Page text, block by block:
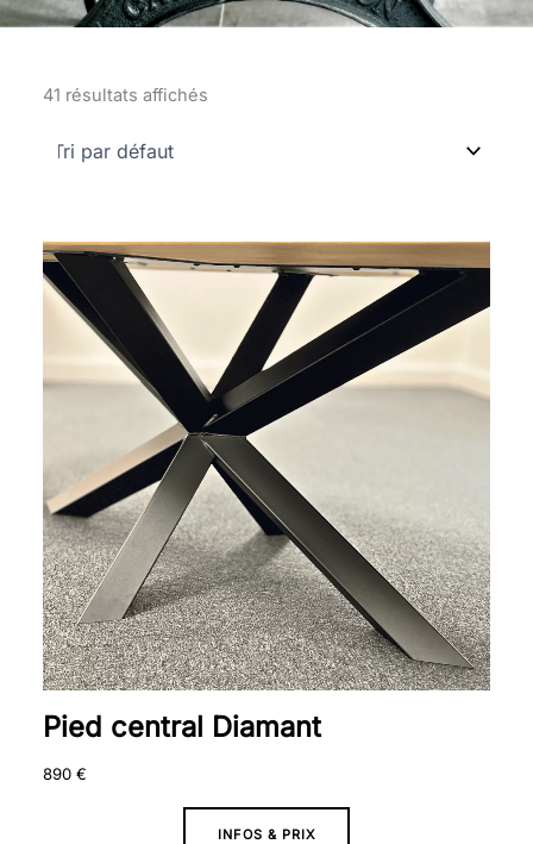
41 résultats affichés
Pied central Diamant
890 €
INFOS & PRIX